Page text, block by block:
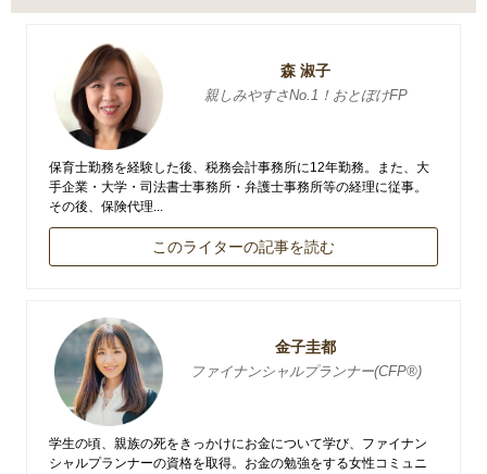
森 淑子
親しみやすさNo.1！おとぼけFP
保育士勤務を経験した後、税務会計事務所に12年勤務。また、大
手企業・大学・司法書士事務所・弁護士事務所等の経理に従事。
その後、保険代理...
このライターの記事を読む
金子圭都
ファイナンシャルプランナー(CFP︎®︎)
学生の頃、親族の死をきっかけにお金について学び、ファイナン
シャルプランナーの資格を取得。お金の勉強をする女性コミュニ